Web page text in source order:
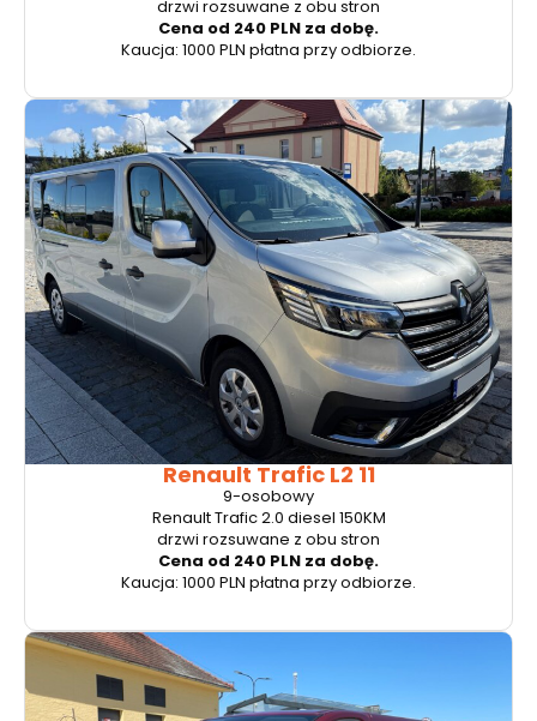
drzwi rozsuwane z obu stron
Cena od 240 PLN za dobę.
Kaucja: 1000 PLN płatna przy odbiorze.
Renault Trafic L2 11
9-osobowy
Renault Trafic 2.0 diesel 150KM
drzwi rozsuwane z obu stron
Cena od 240 PLN za dobę.
Kaucja: 1000 PLN płatna przy odbiorze.